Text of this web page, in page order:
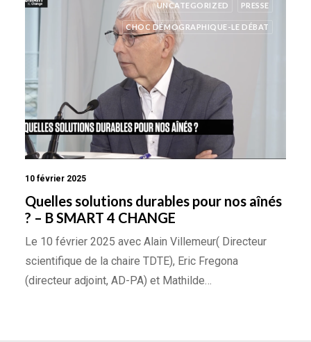
UNCATEGORIZED PRESSE
CHOC DÉMOGRAPHIQUE-LE DÉBAT
10 février 2025
Quelles solutions durables pour nos aînés
? – B SMART 4 CHANGE
Le 10 février 2025 avec Alain Villemeur( Directeur
scientifique de la chaire TDTE), Eric Fregona
(directeur adjoint, AD-PA) et Mathilde…